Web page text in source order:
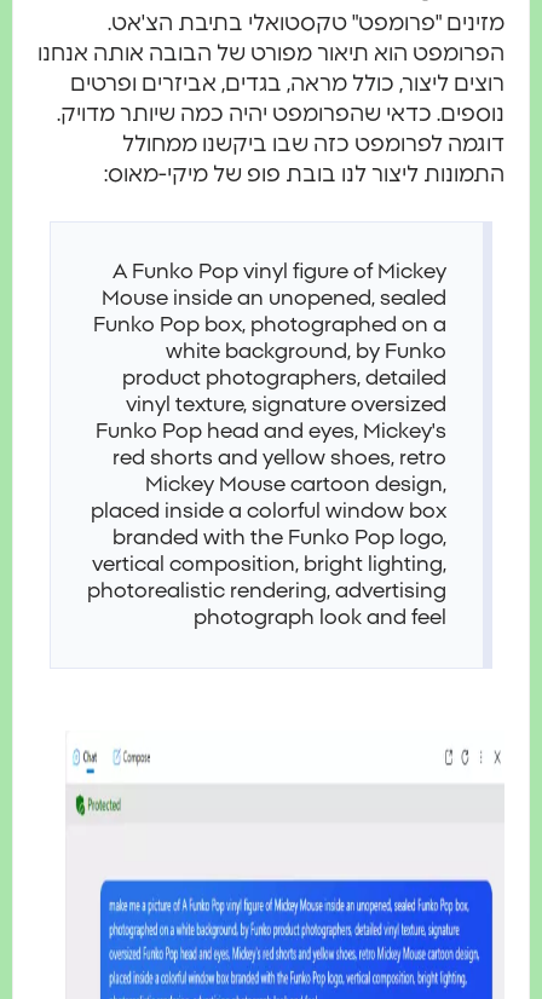
מזינים "פרומפט" טקסטואלי בתיבת הצ'אט.
הפרומפט הוא תיאור מפורט של הבובה אותה אנחנו
רוצים ליצור, כולל מראה, בגדים, אביזרים ופרטים
נוספים. כדאי שהפרומפט יהיה כמה שיותר מדויק.
דוגמה לפרומפט כזה שבו ביקשנו ממחולל
התמונות ליצור לנו בובת פופ של מיקי-מאוס:
A Funko Pop vinyl figure of Mickey
Mouse inside an unopened, sealed
Funko Pop box, photographed on a
white background, by Funko
product photographers, detailed
vinyl texture, signature oversized
Funko Pop head and eyes, Mickey's
red shorts and yellow shoes, retro
Mickey Mouse cartoon design,
placed inside a colorful window box
branded with the Funko Pop logo,
vertical composition, bright lighting,
photorealistic rendering, advertising
photograph look and feel